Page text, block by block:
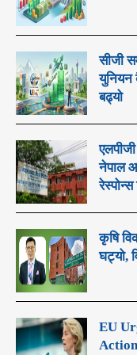
सीजी
बढ्यो
नेपाल
रेस्पोन्स
कृषि
घट्यो,
EU